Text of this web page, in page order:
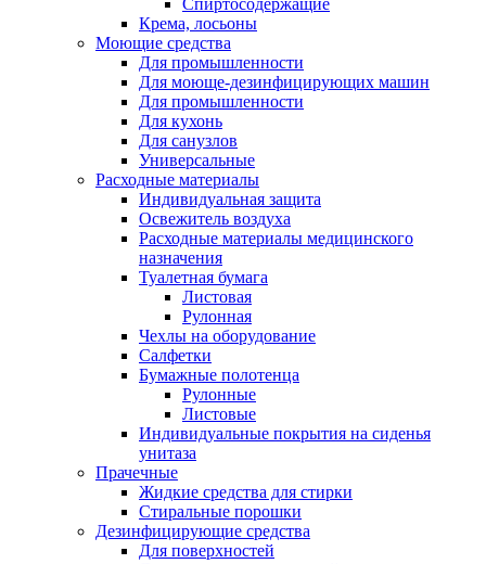
Cпиртосодержащие
Крема, лосьоны
Моющие средства
Для промышленности
Для моюще-дезинфицирующих машин
Для промышленности
Для кухонь
Для санузлов
Универсальные
Расходные материалы
Индивидуальная защита
Освежитель воздуха
Расходные материалы медицинского
назначения
Туалетная бумага
Листовая
Рулонная
Чехлы на оборудование
Салфетки
Бумажные полотенца
Рулонные
Листовые
Индивидуальные покрытия на сиденья
унитаза
Прачечные
Жидкие средства для стирки
Стиральные порошки
Дезинфицирующие средства
Для поверхностей